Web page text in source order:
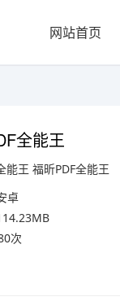
网站首页
全能王
能王 福昕PDF全能王
卓
次